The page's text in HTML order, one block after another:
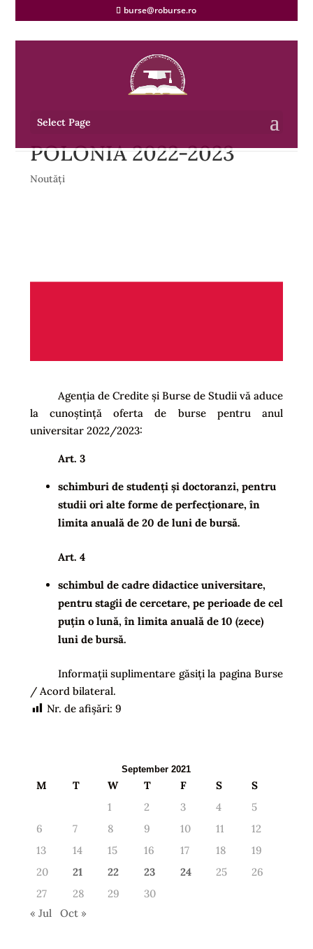
burse@roburse.ro
Select Page
POLONIA 2022-2023
Noutăți
Agenția de Credite și Burse de Studii vă aduce
la cunoștință oferta de burse pentru anul
universitar 2022/2023:
Art. 3
schimburi de studenți și doctoranzi, pentru
studii ori alte forme de perfecționare, în
limita anuală de 20 de luni de bursă.
Art. 4
schimbul de cadre didactice universitare,
pentru stagii de cercetare, pe perioade de cel
puțin o lună, în limita anuală de 10 (zece)
luni de bursă.
Informații suplimentare găsiți la pagina Burse
/ Acord bilateral.
Nr. de afișări: 9
September 2021
M T W T F S
S
1
2 3 4
5
6
7 8 9 10 11
12
13
14 15 16 17 18
19
20
21 22 23 24 25
26
27
28 29
30
« Jul
Oct »